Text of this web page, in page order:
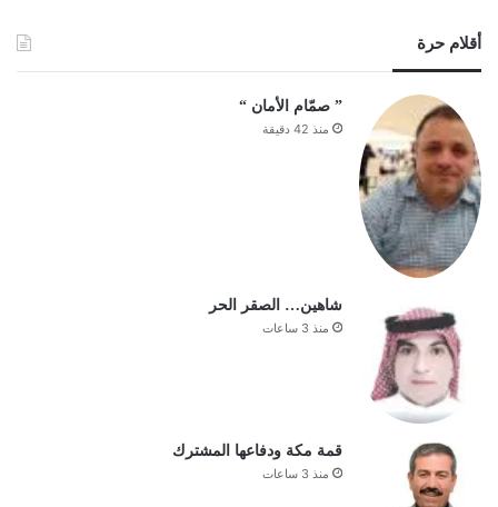
أقلام حرة
‏” صمّام الأمان “
منذ 42 دقيقة
شاهين… الصقر الحر
منذ 3 ساعات
قمة مكة ودفاعها المشترك
منذ 3 ساعات